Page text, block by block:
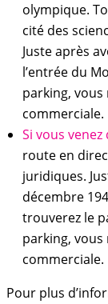
olympique.
cité des
Juste après
l’entrée du
parking,
commerciale.
Si vous
route en
juridiques.
décembre
trouverez le
parking,
commerciale.
Pour plus